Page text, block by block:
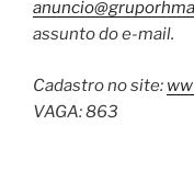
assunto do e-mail.
Cadastro no site:
VAGA: 863